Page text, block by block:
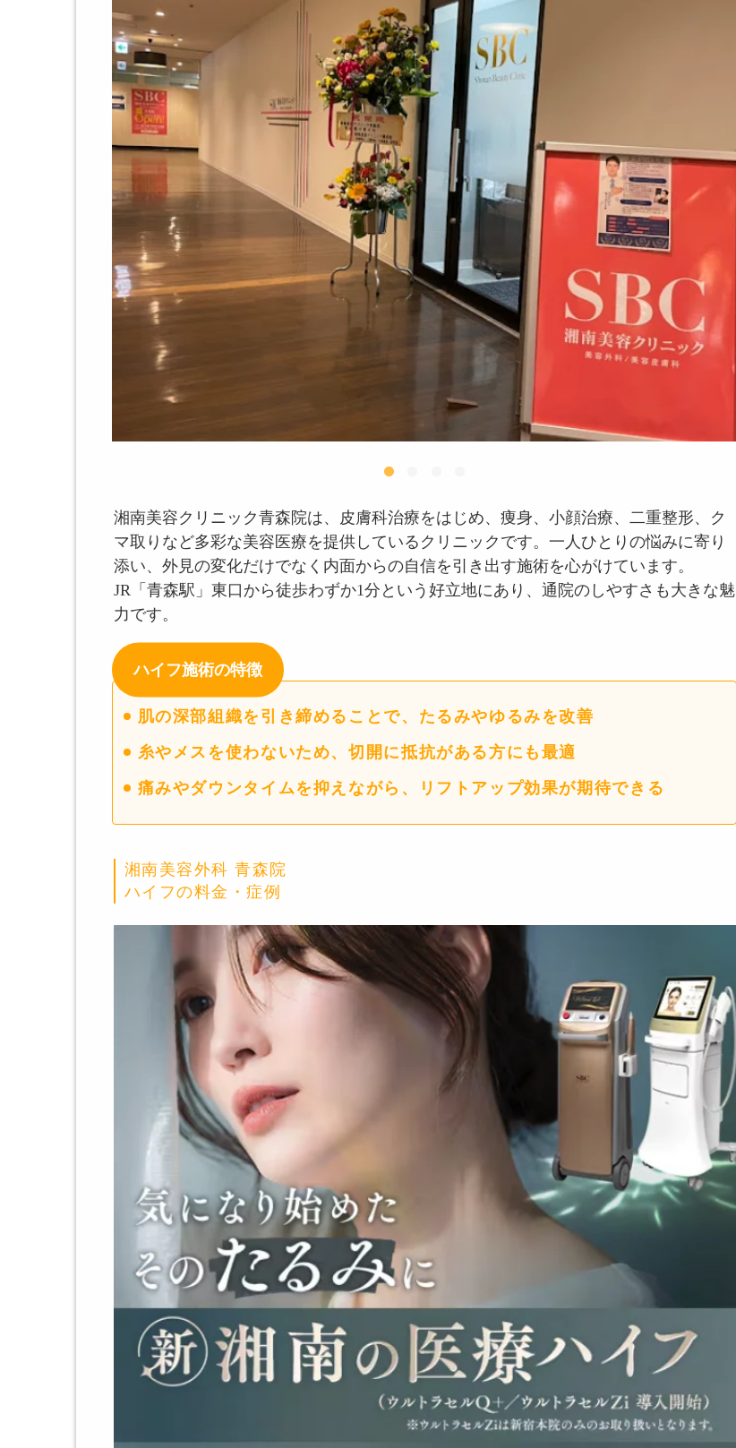
湘南美容クリニック青森院は、皮膚科治療をはじめ、痩身、小顔治療、二重整形、ク
マ取りなど多彩な美容医療を提供しているクリニックです。一人ひとりの悩みに寄り
添い、外見の変化だけでなく内面からの自信を引き出す施術を心がけています。
JR「青森駅」東口から徒歩わずか1分という好立地にあり、通院のしやすさも大きな魅
力です。
ハイフ施術の特徴
肌の深部組織を引き締めることで、たるみやゆるみを改善
糸やメスを使わないため、切開に抵抗がある方にも最適
痛みやダウンタイムを抑えながら、リフトアップ効果が期待できる
湘南美容外科 青森院
ハイフの料金・症例